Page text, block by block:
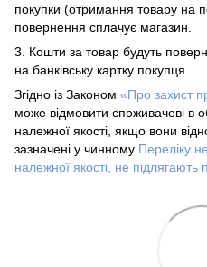
покупки (отримання товару на
повернення сплачує магазин.
3. Кошти за товар будуть
на банківську картку покупця.
Згідно із Законом «Про захист
може відмовити споживачеві в
належної якості, якщо вони
зазначені у чинному Переліку
належної якості, не